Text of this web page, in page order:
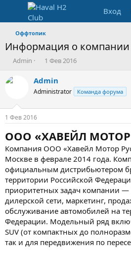
Вход
Оффтопик
Информация о компании
А
т
т
е
м
ы
Admin
Д
т
а
н
а
л
а
1 Фев 2016
Admin
Administrator Команда форума
1 Фев 2016
ООО «ХАВЕЙЛ МОТОР
Компания ООО «Хавейл Мотор
Москве в феврале 2014 года.
официальным дистрибьютером
территории Российской
приоритетных задач компании
дилерской сети, маркетинг,
обслуживание автомобилей на
Федерации. Модельный ряд
SUV (от компактных до
так и для передвижения по